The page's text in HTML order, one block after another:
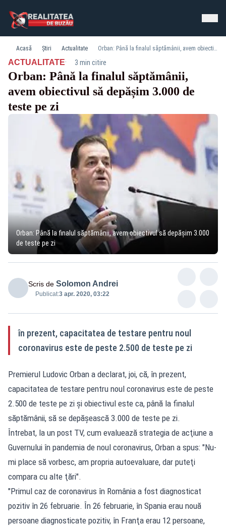
Acasă Știri Actualitate Orban: Până la finalul săptămânii, avem obiectivul să depășim 3.000 de teste pe zi
ACTUALITATE· 3 min citire
Orban: Până la finalul săptămânii,
avem obiectivul să depășim 3.000 de
teste pe zi
Orban: Până la finalul săptămânii, avem obiectivul să depășim 3.000
de teste pe zi
Scris de Solomon Andrei
Publicat:3 apr. 2020, 03:22
în prezent, capacitatea de testare pentru noul
coronavirus este de peste 2.500 de teste pe zi
Premierul Ludovic Orban a declarat, joi, că, în prezent,
capacitatea de testare pentru noul coronavirus este de peste
2.500 de teste pe zi şi obiectivul este ca, până la finalul
săptămânii, să se depăşească 3.000 de teste pe zi.
Întrebat, la un post TV, cum evaluează strategia de acţiune a
Guvernului în pandemia de noul coronavirus, Orban a spus: "Nu-
mi place să vorbesc, am propria autoevaluare, dar puteţi
compara cu alte ţări".
"Primul caz de coronavirus în România a fost diagnosticat
pozitiv în 26 februarie. În 26 februarie, în Spania erau nouă
persoane diagnosticate pozitiv, în Franţa erau 12 persoane,